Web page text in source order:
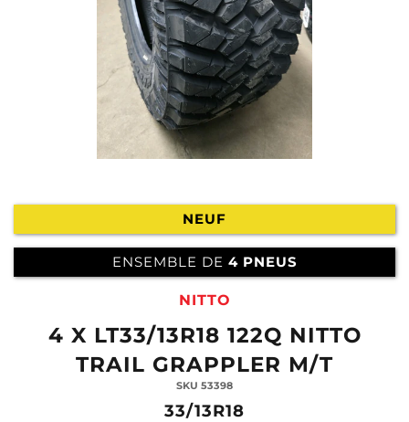
NEUF
ENSEMBLE DE 4 PNEUS
NITTO
4 X LT33/13R18 122Q NITTO
TRAIL GRAPPLER M/T
SKU 53398
33/13R18